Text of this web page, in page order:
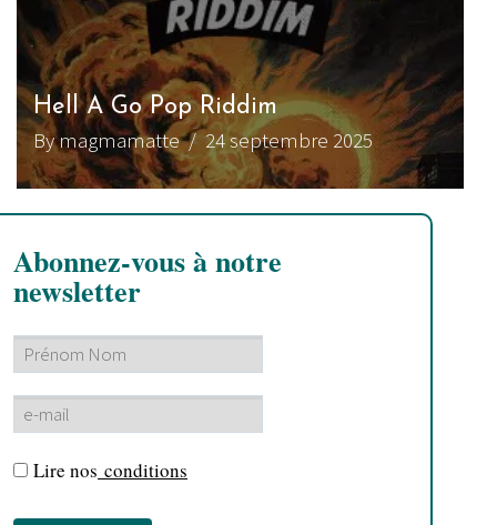
Hell A Go Pop Riddim
By magmamatte/ 24 septembre 2025
Abonnez-vous à notre
newsletter
Lire nos conditions